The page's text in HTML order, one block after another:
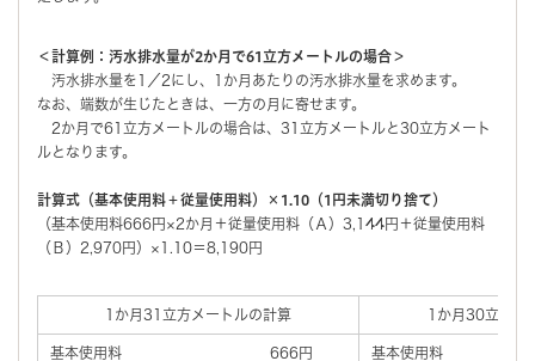
＜計算例：汚水排水量が2か月で61立方メートルの場合＞
汚水排水量を1／2にし、1か月あたりの汚水排水量を求めます。
なお、端数が生じたときは、一方の月に寄せます。
2か月で61立方メートルの場合は、31立方メートルと30立方メート
ルとなります。
計算式（基本使用料＋従量使用料）×1.10（1円未満切り捨て）
（基本使用料666円×2か月＋従量使用料（Ａ）3,144円＋従量使用料
（Ｂ）2,970円）×1.10＝8,190円
1か月31立方メートルの計算 1か月30立方メ
基本使用料 666円
基本使